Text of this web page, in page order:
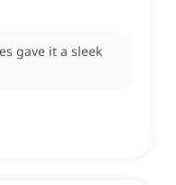
gave it a sleek